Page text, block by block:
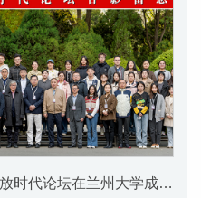
【高端论坛】第二十二届开放时代论坛在兰州大学成功举办